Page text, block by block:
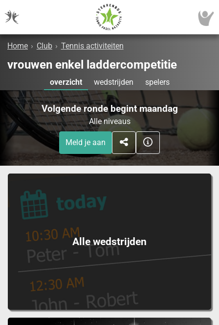
Home › Club › Tennis activiteiten
vrouwen enkel laddercompetitie
overzicht wedstrijden spelers
Volgende ronde begint maandag
Alle niveaus
Meld je aan
Alle wedstrijden